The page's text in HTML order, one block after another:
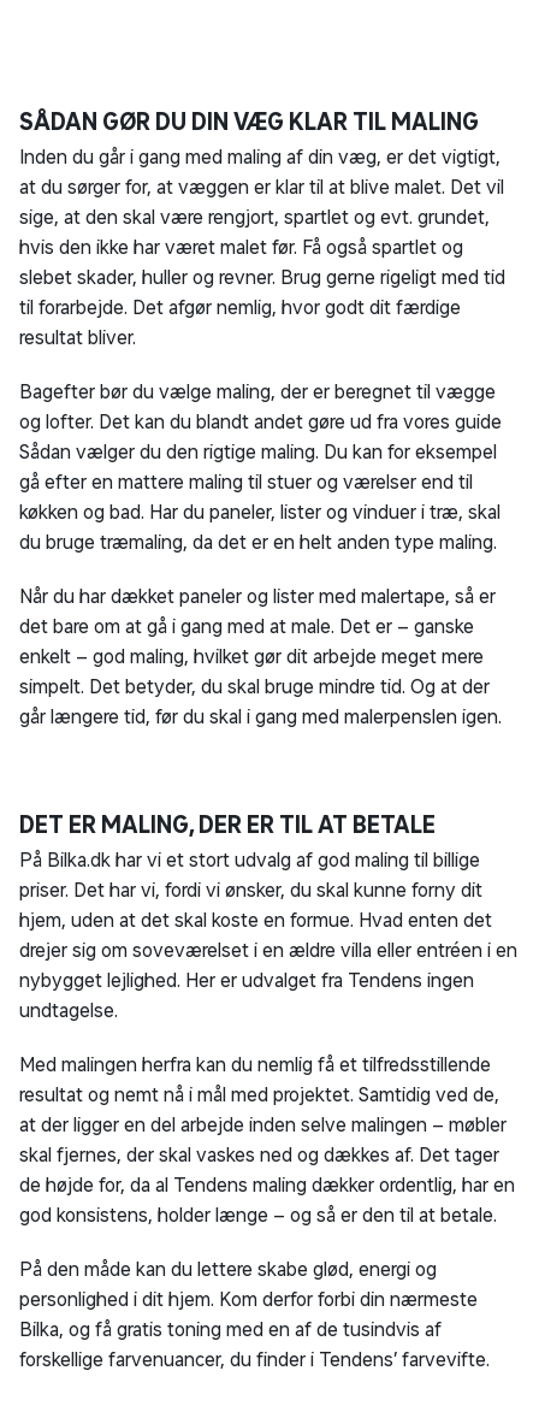
SÅDAN GØR DU DIN VÆG KLAR TIL MALING
Inden du går i gang med maling af din væg, er det vigtigt,
at du sørger for, at væggen er klar til at blive malet. Det vil
sige, at den skal være rengjort, spartlet og evt. grundet,
hvis den ikke har været malet før. Få også spartlet og
slebet skader, huller og revner. Brug gerne rigeligt med tid
til forarbejde. Det afgør nemlig, hvor godt dit færdige
resultat bliver.
Bagefter bør du vælge maling, der er beregnet til vægge
og lofter. Det kan du blandt andet gøre ud fra vores guide
Sådan vælger du den rigtige maling. Du kan for eksempel
gå efter en mattere maling til stuer og værelser end til
køkken og bad. Har du paneler, lister og vinduer i træ, skal
du bruge træmaling, da det er en helt anden type maling.
Når du har dækket paneler og lister med malertape, så er
det bare om at gå i gang med at male. Det er – ganske
enkelt – god maling, hvilket gør dit arbejde meget mere
simpelt. Det betyder, du skal bruge mindre tid. Og at der
går længere tid, før du skal i gang med malerpenslen igen.
DET ER MALING, DER ER TIL AT BETALE
På Bilka.dk har vi et stort udvalg af god maling til billige
priser. Det har vi, fordi vi ønsker, du skal kunne forny dit
hjem, uden at det skal koste en formue. Hvad enten det
drejer sig om soveværelset i en ældre villa eller entréen i en
nybygget lejlighed. Her er udvalget fra Tendens ingen
undtagelse.
Med malingen herfra kan du nemlig få et tilfredsstillende
resultat og nemt nå i mål med projektet. Samtidig ved de,
at der ligger en del arbejde inden selve malingen – møbler
skal fjernes, der skal vaskes ned og dækkes af. Det tager
de højde for, da al Tendens maling dækker ordentlig, har en
god konsistens, holder længe – og så er den til at betale.
På den måde kan du lettere skabe glød, energi og
personlighed i dit hjem. Kom derfor forbi din nærmeste
Bilka, og få gratis toning med en af de tusindvis af
forskellige farvenuancer, du finder i Tendens’ farvevifte.